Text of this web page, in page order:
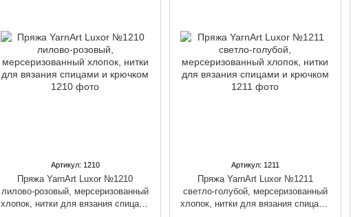
Артикул: 1210
Пряжа YarnArt Luxor №1210
лилово-розовый, мерсеризованный
хлопок, нитки для вязания спицами
Артикул: 1211
Пряжа YarnArt Luxor №1211
светло-голубой, мерсеризованный
хлопок, нитки для вязания спицами